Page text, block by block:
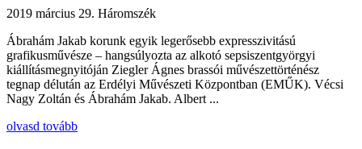
2019 március 29. Háromszék
Ábrahám Jakab korunk egyik legerősebb expresszivitású
grafikusművésze – hangsúlyozta az alkotó sepsiszentgyörgyi
kiállításmegnyitóján Ziegler Ágnes brassói művészettörténész
tegnap délután az Erdélyi Művészeti Központ­ban (EMŰK). Vécsi
Nagy Zoltán és Ábrahám Jakab. Albert ...
olvasd tovább